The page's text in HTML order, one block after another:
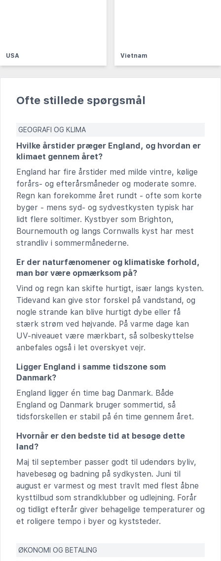
USA Vietnam
Ofte stillede spørgsmål
GEOGRAFI OG KLIMA
Hvilke årstider præger England, og hvordan er
klimaet gennem året?
England har fire årstider med milde vintre, kølige
forårs- og efterårsmåneder og moderate somre.
Regn kan forekomme året rundt - ofte som korte
byger - mens syd- og sydvestkysten typisk har
lidt flere soltimer. Kystbyer som Brighton,
Bournemouth og langs Cornwalls kyst har mest
strandliv i sommermånederne.
Er der naturfænomener og klimatiske forhold,
man bør være opmærksom på?
Vind og regn kan skifte hurtigt, især langs kysten.
Tidevand kan give stor forskel på vandstand, og
nogle strande kan blive hurtigt dybe eller få
stærk strøm ved højvande. På varme dage kan
UV-niveauet være mærkbart, så solbeskyttelse
anbefales også i let overskyet vejr.
Ligger England i samme tidszone som
Danmark?
England ligger én time bag Danmark. Både
England og Danmark bruger sommertid, så
tidsforskellen er stabil på én time gennem året.
Hvornår er den bedste tid at besøge dette
land?
Maj til september passer godt til udendørs byliv,
havebesøg og badning på sydkysten. Juni til
august er varmest og mest travlt med flest åbne
kysttilbud som strandklubber og udlejning. Forår
og tidligt efterår giver behagelige temperaturer og
et roligere tempo i byer og kyststeder.
ØKONOMI OG BETALING